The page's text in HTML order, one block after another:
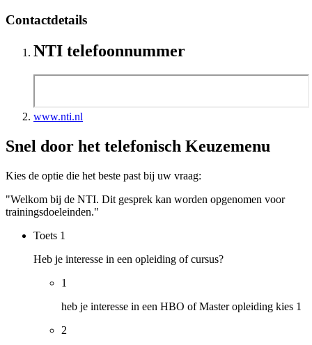
Contactdetails
NTI telefoonnummer
www.nti.nl
Snel door het telefonisch Keuzemenu
Kies de optie die het beste past bij uw vraag:
"Welkom bij de NTI. Dit gesprek kan worden opgenomen voor
trainingsdoeleinden."
Toets 1
Heb je interesse in een opleiding of cursus?
1
heb je interesse in een HBO of Master opleiding kies 1
2